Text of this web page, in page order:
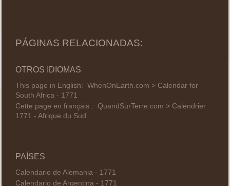
PÁGINAS RELACIONADAS:
OTROS IDIOMAS
This page in English: WhenOnEarth.com > Calendar for
South Africa - 1771
Cette page en français : QuandSurTerre.com > Calendrier
1771 - Afrique du Sud
PAÍSES
Calendario de Alemania - 1771
Calendario de Argentina - 1771